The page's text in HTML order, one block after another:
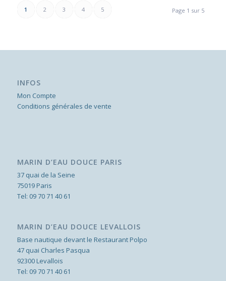
Page 1 sur 5
1 2 3 4 5
INFOS
Mon Compte
Conditions générales de vente
MARIN D’EAU DOUCE PARIS
37 quai de la Seine
75019 Paris
Tel: 09 70 71 40 61
MARIN D’EAU DOUCE LEVALLOIS
Base nautique devant le Restaurant Polpo
47 quai Charles Pasqua
92300 Levallois
Tel: 09 70 71 40 61